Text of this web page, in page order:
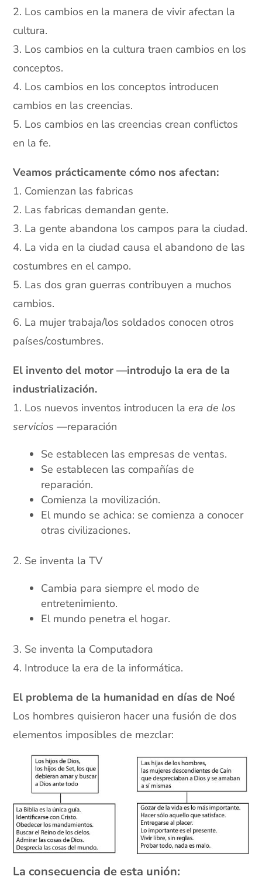
2. Los cambios en la manera de vivir afectan la
cultura.
3. Los cambios en la cultura traen cambios en los
conceptos.
4. Los cambios en los conceptos introducen
cambios en las creencias.
5. Los cambios en las creencias crean conflictos
en la fe.
Veamos prácticamente cómo nos afectan:
1. Comienzan las fabricas
2. Las fabricas demandan gente.
3. La gente abandona los campos para la ciudad.
4. La vida en la ciudad causa el abandono de las
costumbres en el campo.
5. Las dos gran guerras contribuyen a muchos
cambios.
6. La mujer trabaja/los soldados conocen otros
países/costumbres.
El invento del motor —introdujo la era de la
industrialización.
1. Los nuevos inventos introducen laera de los
servicios —reparación
Se establecen las empresas de ventas.
Se establecen las compañías de
reparación.
Comienza la movilización.
El mundo se achica: se comienza a conocer
otras civilizaciones.
2. Se inventa la TV
Cambia para siempre el modo de
entretenimiento.
El mundo penetra el hogar.
3. Se inventa la Computadora
4. Introduce la era de la informática.
El problema de la humanidad en días de Noé
Los hombres quisieron hacer una fusión de dos
elementos imposibles de mezclar:
La consecuencia de esta unión: